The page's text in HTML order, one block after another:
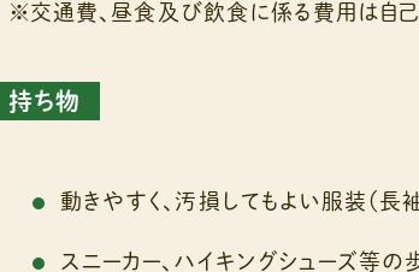
※交通費、昼食及び飲食に係る費用は自己
持ち物
動きやすく、汚損してもよい服装（長
スニーカー、ハイキングシューズ等